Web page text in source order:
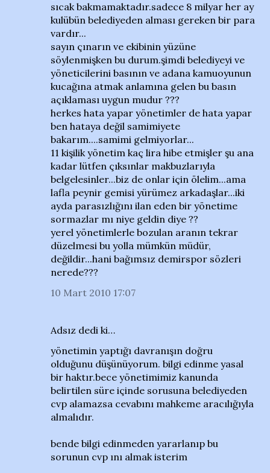
sıcak bakmamaktadır.sadece 8 milyar her ay
kulübün belediyeden alması gereken bir para
vardır...
sayın çınarın ve ekibinin yüzüne
söylenmişken bu durum.şimdi belediyeyi ve
yöneticilerini basının ve adana kamuoyunun
kucağına atmak anlamına gelen bu basın
açıklaması uygun mudur ???
herkes hata yapar yönetimler de hata yapar
ben hataya değil samimiyete
bakarım....samimi gelmiyorlar...
11 kişilik yönetim kaç lira hibe etmişler şu ana
kadar lütfen çıksınlar makbuzlarıyla
belgelesinler...biz de onlar için ölelim...ama
lafla peynir gemisi yürümez arkadaşlar...iki
ayda parasızlığını ilan eden bir yönetime
sormazlar mı niye geldin diye ??
yerel yönetimlerle bozulan aranın tekrar
düzelmesi bu yolla mümkün müdür,
değildir...hani bağımsız demirspor sözleri
nerede???
10 Mart 2010 17:07
Adsız dedi ki…
yönetimin yaptığı davranışın doğru
olduğunu düşünüyorum. bilgi edinme yasal
bir haktır.bece yönetimimiz kanunda
belirtilen süre içinde sorusuna belediyeden
cvp alamazsa cevabını mahkeme aracılığıyla
almalıdır.
bende bilgi edinmeden yararlanıp bu
sorunun cvp ını almak isterim